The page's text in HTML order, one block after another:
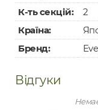
К-ть секцій:
2
Країна:
Бренд:
Відгуки